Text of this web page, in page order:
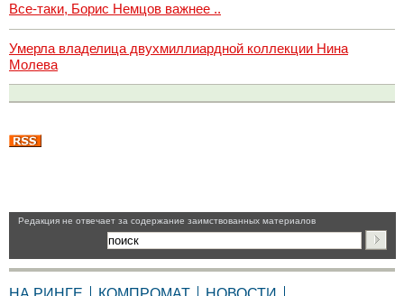
Все-таки, Борис Немцов важнее ..
Умерла владелица двухмиллиардной коллекции Нина
Молева
Pедакция не отвечает за содержание заимствованных материалов